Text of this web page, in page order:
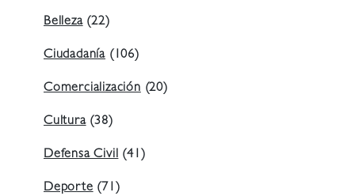
Belleza(22)
Ciudadanía (106)
Comercialización(20)
Cultura(38)
Defensa Civil(41)
Deporte(71)